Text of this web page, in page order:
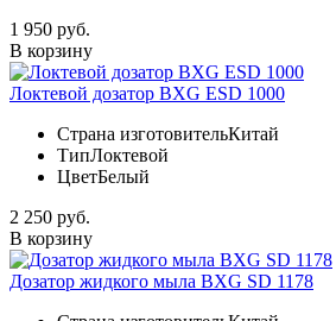
1 950 руб.
В корзину
Локтевой дозатор BXG ESD 1000
Страна изготовительКитай
ТипЛоктевой
ЦветБелый
2 250 руб.
В корзину
Дозатор жидкого мыла BXG SD 1178